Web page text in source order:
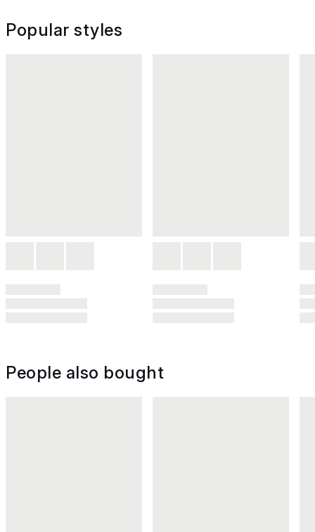
Popular styles
People also bought